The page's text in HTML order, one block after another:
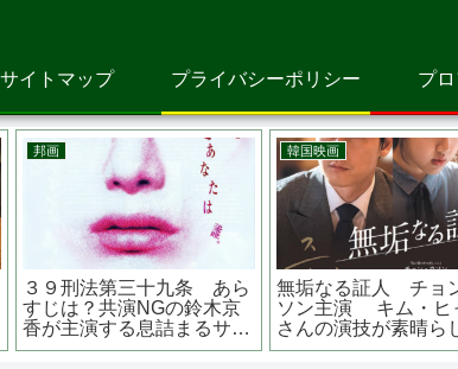
サイトマップ プライバシーポリシー プ
邦画
日本独立 あらすじは？キャ
ストは？？浅野忠信さんが
白洲次郎を演じる？
洋画
ダーク・ウォーター
すじは？原作は？実
マーク・ラファロ主